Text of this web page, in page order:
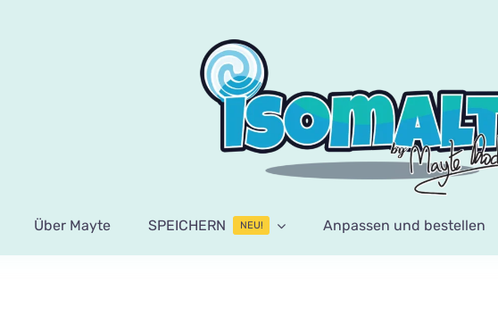
Über Mayte SPEICHERN NEU! Anpassen und bestellen